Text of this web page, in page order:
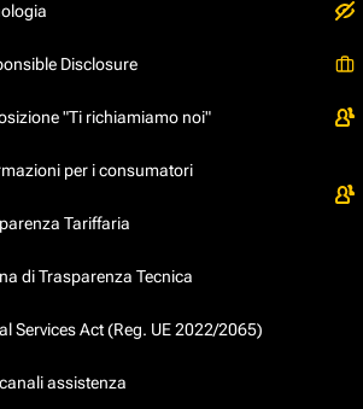
Disclosure
"Ti richiamiamo noi"
per i consumatori
Tariffaria
di Trasparenza Tecnica
Services Act (Reg. UE 2022/2065)
assistenza